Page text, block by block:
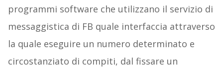
programmi software che utilizzano il servizio di
messaggistica di FB quale interfaccia attraverso
la quale eseguire un numero determinato e
circostanziato di compiti, dal fissare un